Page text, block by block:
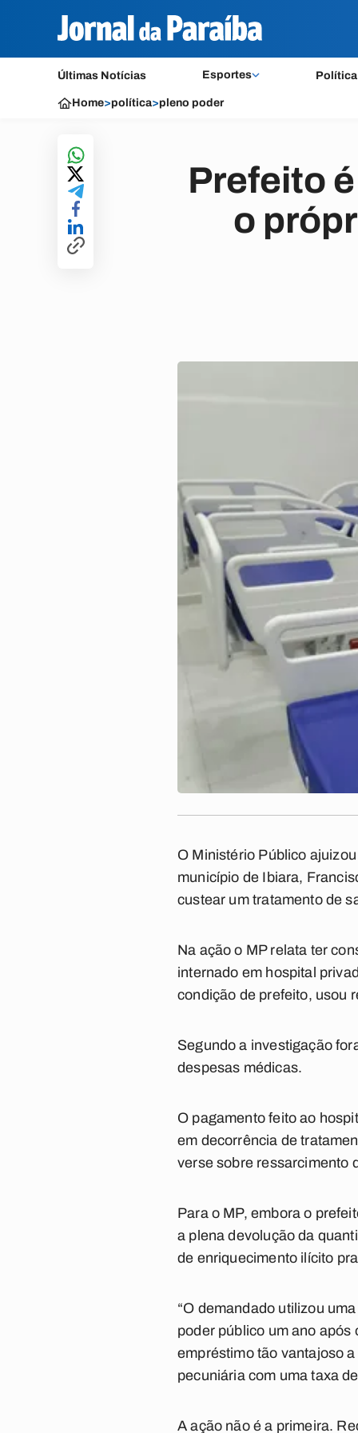
Últimas Notícias Esportes Política
Home>política>pleno poder
Prefeito
o
O Ministério Público
município de Ibiara,
custear um tratamento de
Na ação o MP relata ter
internado em hospital
condição de prefeito, usou
Segundo a investigação
despesas médicas.
O pagamento feito ao
em decorrência de
verse sobre ressarcimento
Para o MP, embora o
a plena devolução da
de enriquecimento ilícito
“O demandado utilizou
poder público um ano
empréstimo tão vantajoso
pecuniária com uma taxa
A ação não é a primeira.